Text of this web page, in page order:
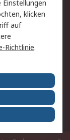
klicken
auf
Richtlinie.